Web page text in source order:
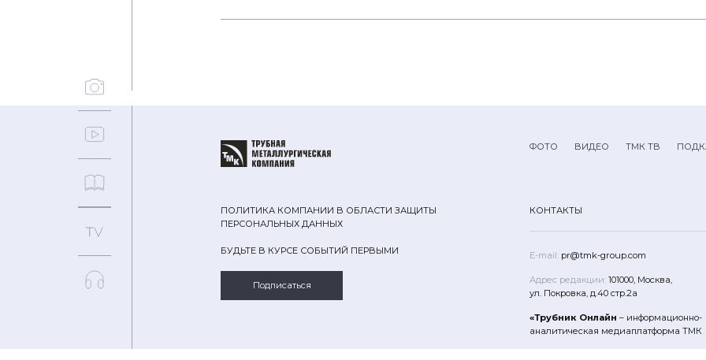
ФОТО ВИДЕО ТМК ТВ
ПОЛИТИКА КОМПАНИИ В ОБЛАСТИ ЗАЩИТЫ
ПЕРСОНАЛЬНЫХ ДАННЫХ
БУДЬТЕ В КУРСЕ СОБЫТИЙ ПЕРВЫМИ
Подписаться
КОНТАКТЫ
E-mail: pr@tmk-group.com
Адрес редакции: 101000, Москва,
ул. Покровка, д.40 стр.2а
«Трубник Онлайн – информационно-
аналитическая медиаплатформа ТМК